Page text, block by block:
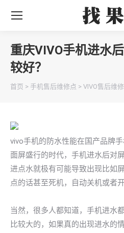
重庆VIVO手机进水
较好？
你在这里：
首页 > 手机售后维修点 > VIVO售后维
vivo手机的防水性能在国产品牌
面屏盛行的时代，手机进水后对
进点水就极有可能导致出现比如
点的话甚至死机，自动关机或者
当然，很多人都知道，手机进水
比较大的，如果真的出现进水的